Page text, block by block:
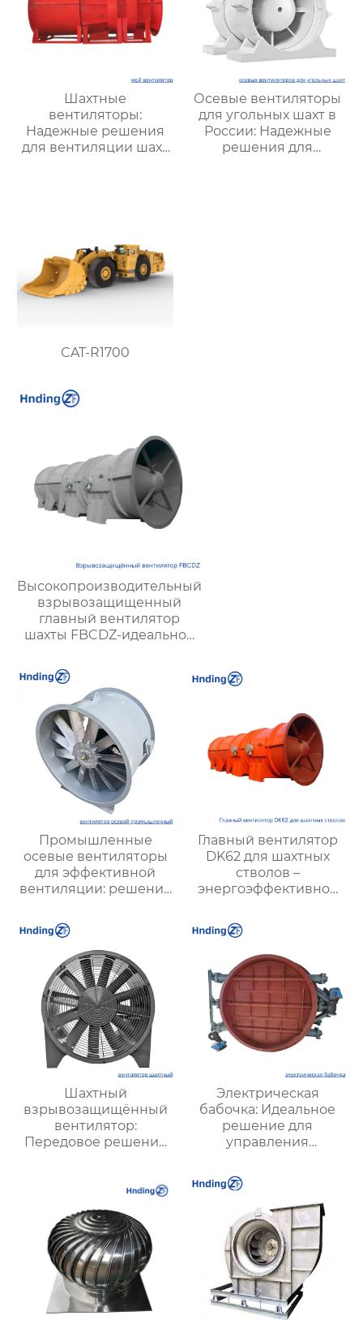
Шахтные
вентиляторы:
Надежные решения
для вентиляции шахт
Осевые вентиляторы
для угольных шахт в
России: Надежные
решения для
CAT-R1700
Высокопроизводительный
взрывозащищенный
главный вентилятор
шахты FBCDZ-идеальное
крупных и средних горных
разработок
Промышленные
осевые вентиляторы
для эффективной
вентиляции: решение
разных отраслей
Главный вентилятор
DK62 для шахтных
стволов –
энергоэффективное
вентиляции шахт
Шахтный
взрывозащищённый
вентилятор:
Передовое решение
вентиляции в
подземных условиях
Электрическая
бабочка: Идеальное
решение для
управления
потоками